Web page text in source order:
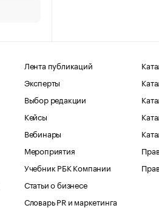
Лента публикаций
Эксперты
Выбор редакции
Кейсы
Вебинары
Мероприятия
Учебник РБК Компании
Статьи о бизнесе
Словарь PR и маркетинга